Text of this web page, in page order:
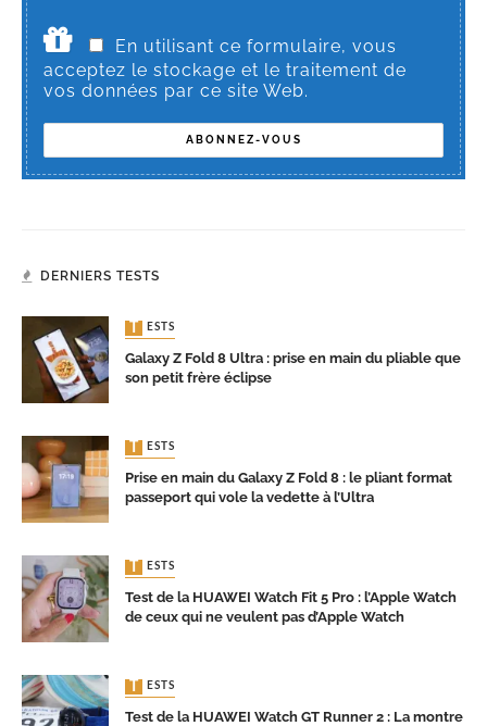
En utilisant ce formulaire, vous
acceptez le stockage et le traitement de
vos données par ce site Web.
DERNIERS TESTS
TESTS
Galaxy Z Fold 8 Ultra : prise en main du pliable que
son petit frère éclipse
TESTS
Prise en main du Galaxy Z Fold 8 : le pliant format
passeport qui vole la vedette à l’Ultra
TESTS
Test de la HUAWEI Watch Fit 5 Pro : l’Apple Watch
de ceux qui ne veulent pas d’Apple Watch
TESTS
Test de la HUAWEI Watch GT Runner 2 : La montre